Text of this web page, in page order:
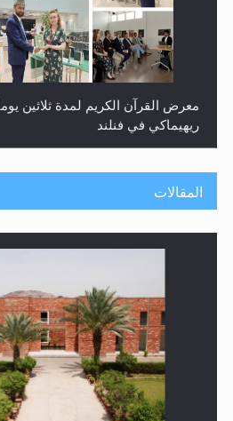
ندوة حول نظام الوصية في الجماعة
بنغلاديش
اليوم الوطني الرياضي لمجلس
المقالات